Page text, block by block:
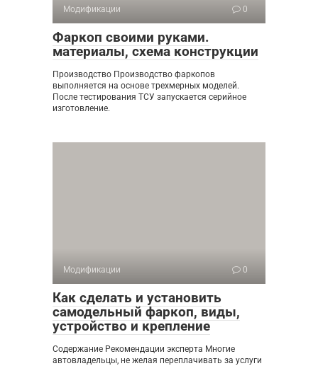
Модификации 0
Фаркоп своими руками.
материалы, схема конструкции
Производство Производство фаркопов
выполняется на основе трехмерных моделей.
После тестирования ТСУ запускается серийное
изготовление.
Модификации 0
Как сделать и установить
самодельный фаркоп, виды,
устройство и крепление
Содержание Рекомендации эксперта Многие
автовладельцы, не желая переплачивать за услуги